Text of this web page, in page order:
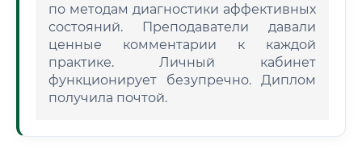
по методам диагностики аффективных
состояний. Преподаватели давали
ценные комментарии к каждой
практике. Личный кабинет
функционирует безупречно. Диплом
получила почтой.